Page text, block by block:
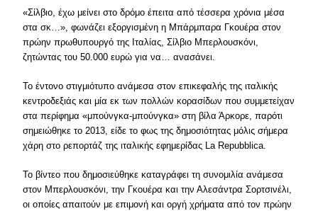
«Σίλβιο, έχω μείνει στο δρόμο έπειτα από τέσσερα χρόνια μέσα
στα σκ…», φωνάζει εξοργισμένη η Μπάρμπαρα Γκουέρα στον
πρώην πρωθυπουργό της Ιταλίας, Σίλβιο Μπερλουσκόνι,
ζητώντας του 50.000 ευρώ για να… ανασάνει.
Το έντονο στιγμιότυπο ανάμεσα στον επικεφαλής της ιταλικής
κεντροδεξιάς και μία εκ των πολλών κορασίδων που συμμετείχαν
στα περίφημα «μπούνγκα-μπούνγκα» στη βίλα Άρκορε, παρότι
σημειώθηκε το 2013, είδε το φως της δημοσιότητας μόλις σήμερα
χάρη στο ρεπορτάζ της ιταλικής εφημερίδας La Repubblica.
Το βίντεο που δημοσιεύθηκε καταγράφει τη συνομιλία ανάμεσα
στον Μπερλουσκόνι, την Γκουέρα και την Αλεσάντρα Σορτσινέλι,
οι οποίες απαιτούν με επιμονή και οργή χρήματα από τον πρώην